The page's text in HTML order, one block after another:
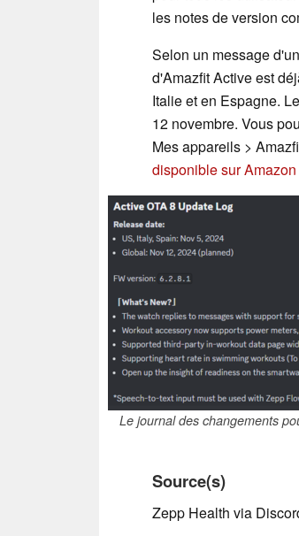
les notes de version
Selon un message
d'Amazfit Active est
Italie et en Espagne.
12 novembre. Vous
Mes appareils >
disponible sur
Le journal des changements
Source(s)
Zepp Health via